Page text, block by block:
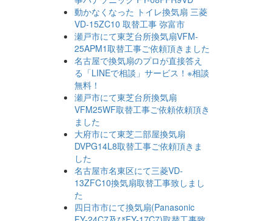
動かなくなった トイレ換気扇 三菱
VD-15ZC10 取替工事 弥富市
瀬戸市にて東芝台所換気扇VFM-
25APM1取替工事ご依頼頂きました
名古屋で換気扇のプロが直接答え
る「LINEで相談」サービス！※相談
無料！
瀬戸市にて東芝台所換気扇
VFM25WF取替工事ご依頼依頼頂き
ました
大府市にて東芝二部屋換気扇
DVPG14L8取替工事ご依頼頂きま
した
名古屋市名東区にて三菱VD-
13ZFC10換気扇取替工事致しまし
た
四日市市にて換気扇(Panasonic